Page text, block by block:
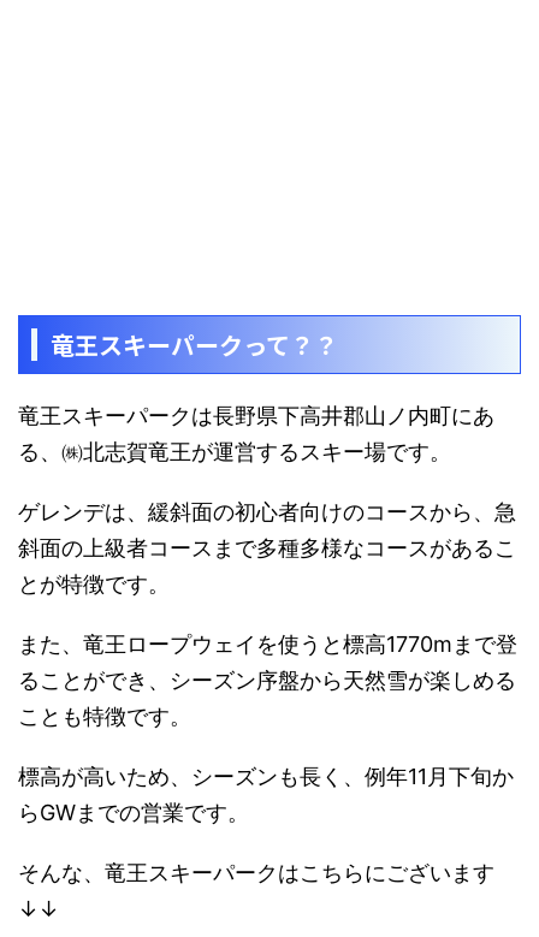
竜王スキーパークって？？
竜王スキーパークは長野県下高井郡山ノ内町にあ
る、㈱北志賀竜王が運営するスキー場です。
ゲレンデは、 緩斜面の初心者向けのコースから、急
斜面の上級者コースまで多種多様なコースがあるこ
とが特徴です。
また、竜王ロープウェイを使うと標高1770mまで登
ることができ、 シーズン序盤から天然雪が楽しめる
ことも特徴です。
標高が高いため、シーズンも長く、 例年11月下旬か
らGWまでの営業です。
そんな、竜王スキーパークはこちらにございます
↓↓